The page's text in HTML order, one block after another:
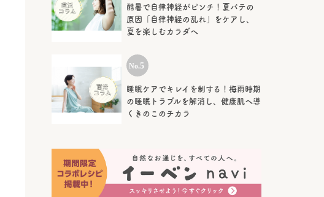
酷暑で自律神経がピンチ！夏バテの
原因「自律神経の乱れ」をケアし、
夏を楽しむカラダへ
睡眠ケアでキレイを制する！梅雨時期
の睡眠トラブルを解消し、健康肌へ導
くきのこのチカラ